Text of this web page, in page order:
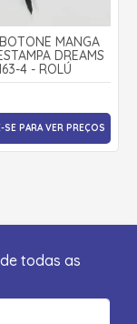
MANGA
DREAMS
4 - ROLÚ
SE PARA VER PREÇOS
todas as